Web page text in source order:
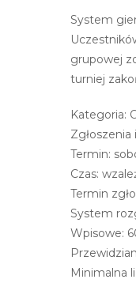
System
grupowej
turniej
Kategoria:
Termin:
Czas:
Termin
System
Wpisowe:
Minimalna